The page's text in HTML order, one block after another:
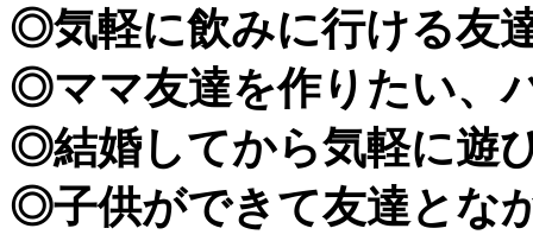
◎気軽に飲みに行ける友
◎ママ友達を作りたい、
◎結婚してから気軽に遊
◎子供ができて友達とな